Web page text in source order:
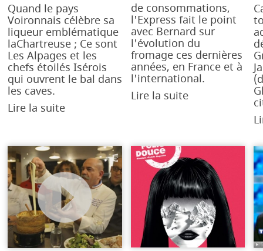
Quand le pays
Voironnais célèbre sa
liqueur emblématique
laChartreuse‬ ; Ce sont
Les Alpages et les
chefs étoilés Isérois
qui ouvrent le bal dans
les caves.
Lire la suite
de consommations,
l'Express fait le point
avec Bernard sur
l'évolution du
fromage ces dernières
années, en France et à
l'international.
Lire la suite